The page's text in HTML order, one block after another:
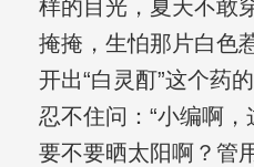
样的目光，夏天不敢
掩掩，生怕那片白色
开出“白灵酊”这个药
忍不住问：“小编啊
要不要晒太阳啊？管